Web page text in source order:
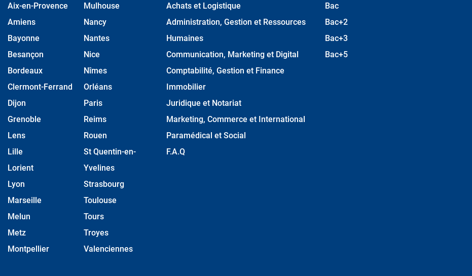
Aix-en-Provence
Amiens
Bayonne
Besançon
Bordeaux
Clermont-Ferrand
Dijon
Grenoble
Lens
Lille
Lorient
Lyon
Marseille
Melun
Metz
Montpellier
Mulhouse
Nancy
Nantes
Nice
Nîmes
Orléans
Paris
Reims
Rouen
St Quentin-en-
Yvelines
Strasbourg
Toulouse
Tours
Troyes
Valenciennes
Achats et Logistique
Administration, Gestion et Ressources
Humaines
Communication, Marketing et Digital
Comptabilité, Gestion et Finance
Immobilier
Juridique et Notariat
Marketing, Commerce et International
Paramédical et Social
F.A.Q
Bac
Bac+2
Bac+3
Bac+5